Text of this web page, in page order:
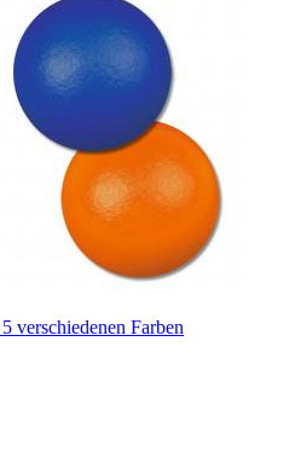
verschiedenen Farben